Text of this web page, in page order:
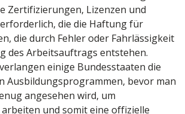
Zertifizierungen, Lizenzen und
die die Haftung für
die durch Fehler oder Fahrlässigkeit
des Arbeitsauftrags entstehen.
einige Bundesstaaten die
Ausbildungsprogrammen, bevor man
angesehen wird, um
und somit eine offizielle